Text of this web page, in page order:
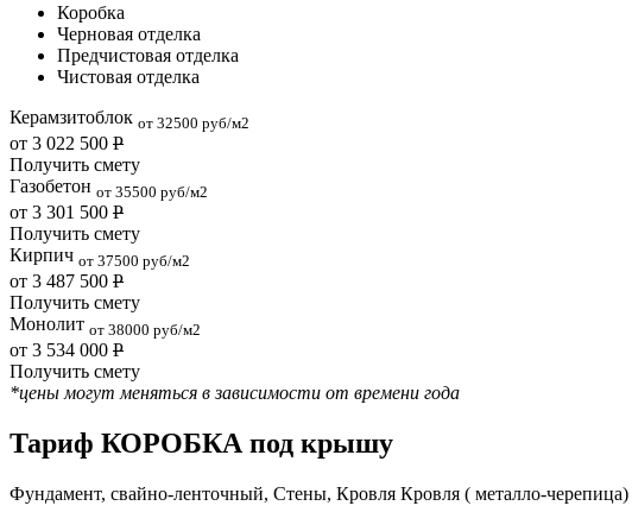
Коробка
Черновая отделка
Предчистовая отделка
Чистовая отделка
Керамзитоблок от 32500 руб/м2
от 3 022 500 Р
Получить смету
Газобетон от 35500 руб/м2
от 3 301 500 Р
Получить смету
Кирпич от 37500 руб/м2
от 3 487 500 Р
Получить смету
Монолит от 38000 руб/м2
от 3 534 000 Р
Получить смету
*цены могут меняться в зависимости от времени года
Тариф КОРОБКА под крышу
Фундамент, свайно-ленточный, Стены, Кровля Кровля ( металло-черепица)